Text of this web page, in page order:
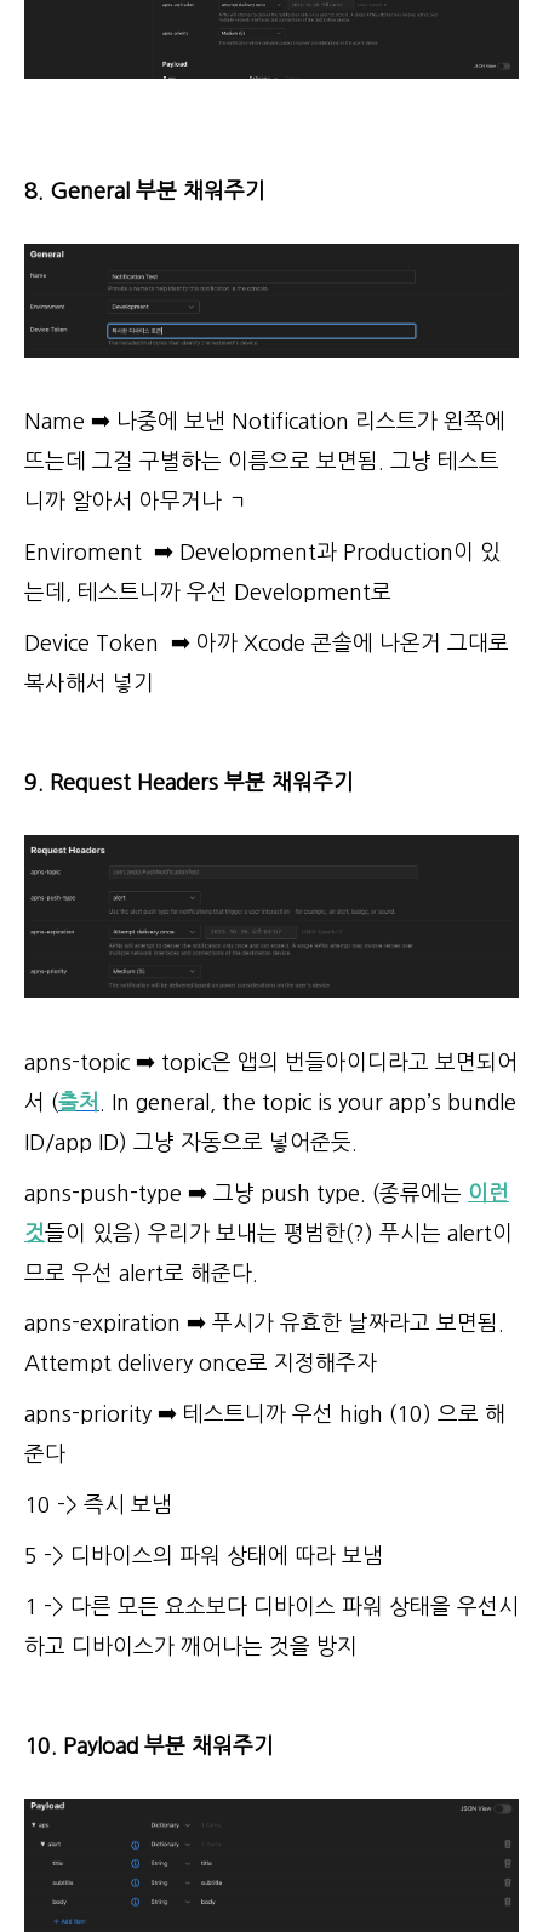
8. General 부분 채워주기
Name ➡️ 나중에 보낸 Notification 리스트가 왼쪽에
뜨는데 그걸 구별하는 이름으로 보면됨. 그냥 테스트
니까 알아서 아무거나 ㄱ
Enviroment ➡️ Development과 Production이 있
는데, 테스트니까 우선 Development로
Device Token
➡️ 아까 Xcode 콘솔에 나온거 그대로
복사해서 넣기
9. Request Headers 부분 채워주기
apns-topic ➡️ topic은 앱의 번들아이디라고 보면되어
서 (출처
In general, the topic is your app’s bundle
ID/app ID) 그냥 자동으로 넣어준듯.
apns-push-type ➡️ 그냥 push type. (종류에는 이런
것들이 있음) 우리가 보내는 평범한(?) 푸시는 alert이
므로 우선 alert로 해준다.
apns-expiration ➡️ 푸시가 유효한 날짜라고 보면됨.
Attempt delivery once로 지정해주자
apns-priority ➡️ 테스트니까 우선 high (10) 으로 해
준다
10 -> 즉시 보냄
5 -> 디바이스의 파워 상태에 따라 보냄
1 -> 다른 모든 요소보다 디바이스 파워 상태을 우선시
하고 디바이스가 깨어나는 것을 방지
10. Payload 부분 채워주기